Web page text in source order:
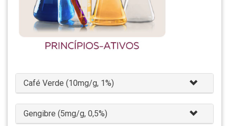
Café Verde (10mg/g, 1%)
Gengibre (5mg/g, 0,5%)